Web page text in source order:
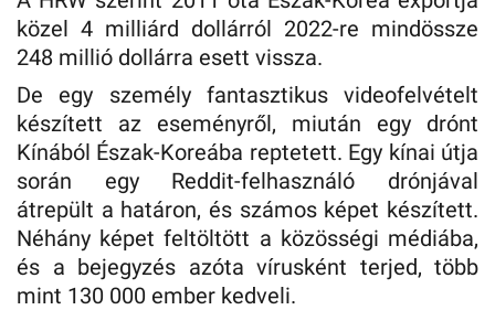
közel 4 milliárd dollárról 2022-re mindössze
248 millió dollárra esett vissza.
De egy személy fantasztikus videofelvételt
készített az eseményről, miután egy drónt
Kínából Észak-Koreába reptetett. Egy kínai útja
során egy Reddit-felhasználó drónjával
átrepült a határon, és számos képet készített.
Néhány képet feltöltött a közösségi médiába,
és a bejegyzés azóta vírusként terjed, több
mint 130 000 ember kedveli.